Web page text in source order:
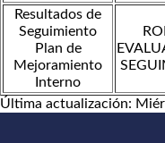
Resultados de
Seguimiento
Plan de
Mejoramiento
Interno
Última actualización: